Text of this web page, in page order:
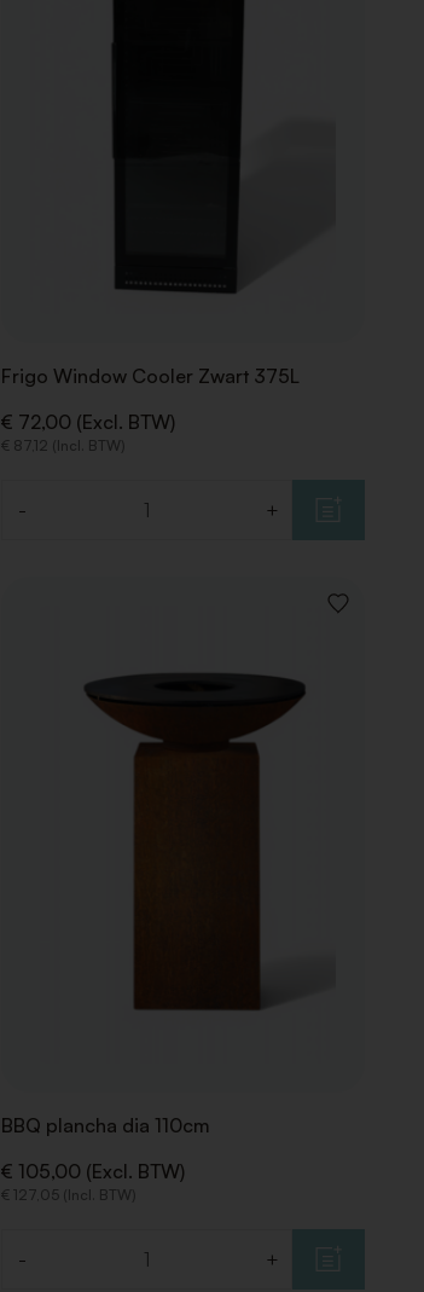
Frigo Window Cooler Zwart 375L
€ 72,00 (Excl. BTW)
€ 87,12 (Incl. BTW)
- +
VOEG
BBQ plancha dia 110cm
€ 105,00 (Excl. BTW)
€ 127,05 (Incl. BTW)
- +